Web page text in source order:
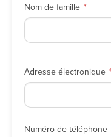
Nom de famille
Adresse électronique
Numéro de téléphone